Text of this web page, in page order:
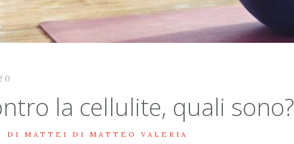
la cellulite, quali sono?
DI MATTEI DI MATTEO VALERIA